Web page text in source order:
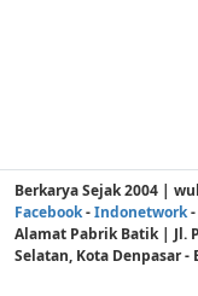
Berkarya Sejak 2004 |
Facebook-Indonetwork-
Alamat Pabrik Batik | Jl.
Selatan, Kota Denpasar -